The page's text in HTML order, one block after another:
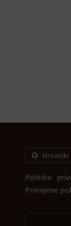
Politika
Promjene